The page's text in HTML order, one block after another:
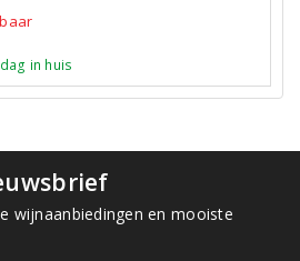
in huis
wijnaanbiedingen en mooiste